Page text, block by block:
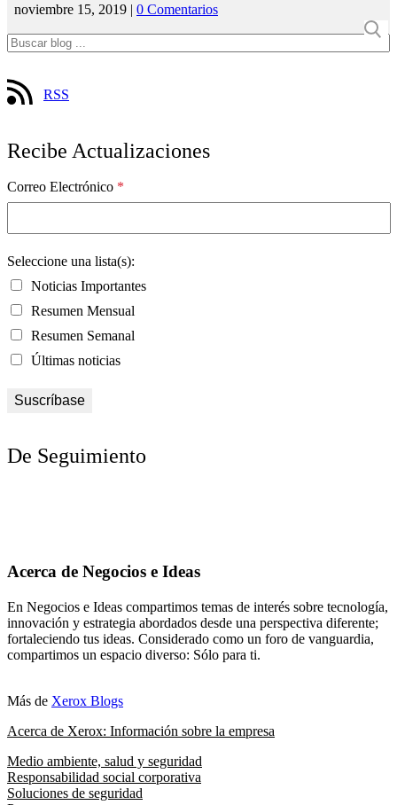
noviembre 15, 2019 | 0 Comentarios
RSS
Recibe Actualizaciones
Correo Electrónico *
Seleccione una lista(s):
Noticias Importantes
Resumen Mensual
Resumen Semanal
Últimas noticias
De Seguimiento
Acerca de Negocios e Ideas
En Negocios e Ideas compartimos temas de interés sobre tecnología,
innovación y estrategia abordados desde una perspectiva diferente;
fortaleciendo tus ideas. Considerado como un foro de vanguardia,
compartimos un espacio diverso: Sólo para ti.
Más de Xerox Blogs
Acerca de Xerox: Información sobre la empresa
Medio ambiente, salud y seguridad
Responsabilidad social corporativa
Soluciones de seguridad